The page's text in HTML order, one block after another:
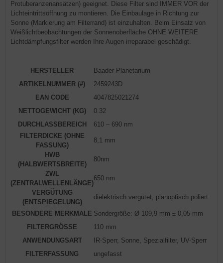
Protuberanzenansätzen) geeignet. Diese Filter sind IMMER VOR der
Lichteintrittsöffnung zu montieren. Die Einbaulage in Richtung zur
Sonne (Markierung am Filterrand) ist einzuhalten. Beim Einsatz von
Weißlichtbeobachtungen der Sonnenoberfläche OHNE WEITERE
Lichtdämpfungsfilter werden Ihre Augen irreparabel geschädigt.
HERSTELLER
Baader Planetarium
ARTIKELNUMMER (#)
2459243D
EAN CODE
4047825021274
NETTOGEWICHT (KG)
0.32
DURCHLASSBEREICH
610 – 690 nm
FILTERDICKE (OHNE
FASSUNG)
8,1 mm
HWB
(HALBWERTSBREITE)
80nm
ZWL
(ZENTRALWELLENLÄNGE)
650 nm
VERGÜTUNG
(ENTSPIEGELUNG)
dielektrisch vergütet, planoptisch poliert
BESONDERE MERKMALE Sondergröße: Ø 109,9 mm ± 0,05 mm
FILTERGRÖSSE
110 mm
ANWENDUNGSART
IR-Sperr, Sonne, Spezialfilter, UV-Sperr
FILTERFASSUNG
ungefasst